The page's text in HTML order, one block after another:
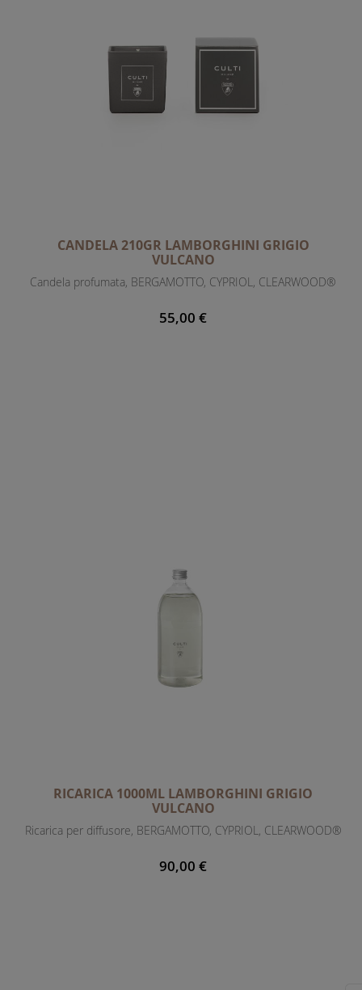
CANDELA 210GR LAMBORGHINI GRIGIO
VULCANO
Candela profumata, BERGAMOTTO, CYPRIOL, CLEARWOOD®
55,00 €
RICARICA 1000ML LAMBORGHINI GRIGIO
VULCANO
Ricarica per diffusore, BERGAMOTTO, CYPRIOL, CLEARWOOD®
90,00 €